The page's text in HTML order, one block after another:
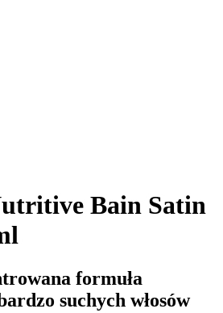
Bain Satin
formuła
suchych włosów